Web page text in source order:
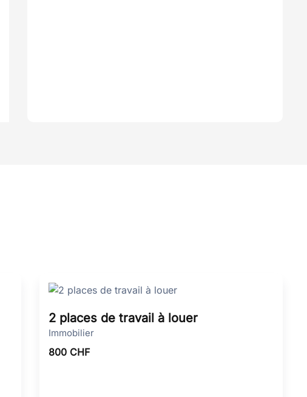
2 places de travail à louer
Immobilier
800 CHF